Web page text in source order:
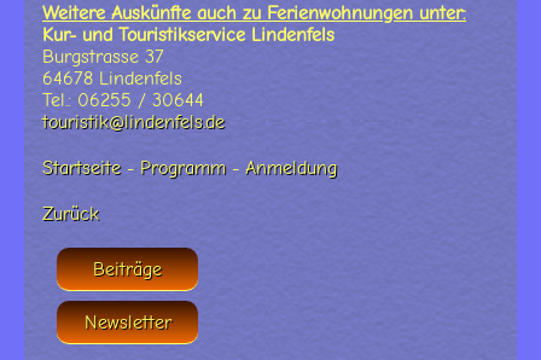
Beiträge
Newsletter
Weitere Auskünfte auch zu Ferienwohnungen unter:
Kur- und Touristikservice Lindenfels
Burgstrasse 37
64678 Lindenfels
Tel.: 06255 / 30644
touristik@lindenfels.de
Startseite- Programm- Anmeldung
Zurück